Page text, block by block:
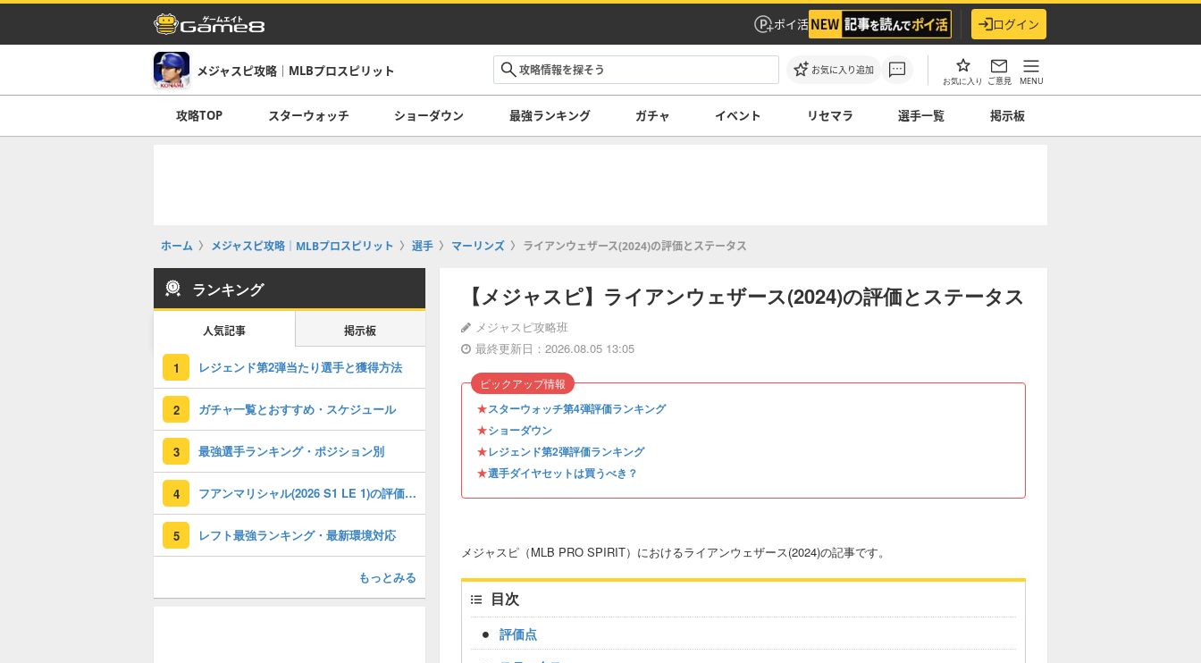
ポイ活 ログイン
メジャスピ攻略｜MLBプロスピリット お気に入り追加
お気に入り ご意見 MENU
攻略TOP スターウォッチ ショーダウン 最強ランキング ガチャ イベント リセマラ 選手一覧 掲示板
ホーム メジャスピ攻略｜MLBプロスピリット 選手 マーリンズ ライアンウェザース(2024)の評価とステータス
【メジャスピ】ライアンウェザース(2024)の評価とステータス
メジャスピ攻略班
最終更新日：2026.08.05 13:05
★スターウォッチ第4弾評価ランキング
★ショーダウン
★レジェンド第2弾評価ランキング
★選手ダイヤセットは買うべき？
ピックアップ情報
メジャスピ（MLB PRO SPIRIT）におけるライアンウェザース(2024)の記事です。
目次
評価点
ランキング
人気記事 掲示板
1 レジェンド第2弾当たり選手と獲得方法
2 ガチャ一覧とおすすめ・スケジュール
3 最強選手ランキング・ポジション別
4 フアンマリシャル(2026 S1 LE 1)の評価とステータス
5 レフト最強ランキング・最新環境対応
もっとみる